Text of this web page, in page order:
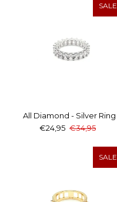
SALE
All Diamond - Silver Ring
€24,95 €34,95
SALE